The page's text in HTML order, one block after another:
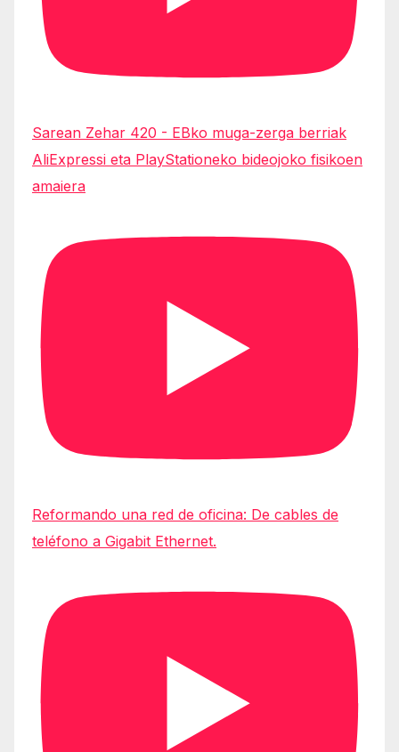
Sarean Zehar 420 - EBko muga-zerga berriak
AliExpressi eta PlayStationeko bideojoko fisikoen
amaiera
Reformando una red de oficina: De cables de
teléfono a Gigabit Ethernet.